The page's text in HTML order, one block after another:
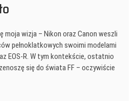
moja wizja – Nikon oraz Canon weszli
pełnoklatkowych swoimi modelami
EOS-R. W tym kontekście, ostatnio
się do świata FF – oczywiście